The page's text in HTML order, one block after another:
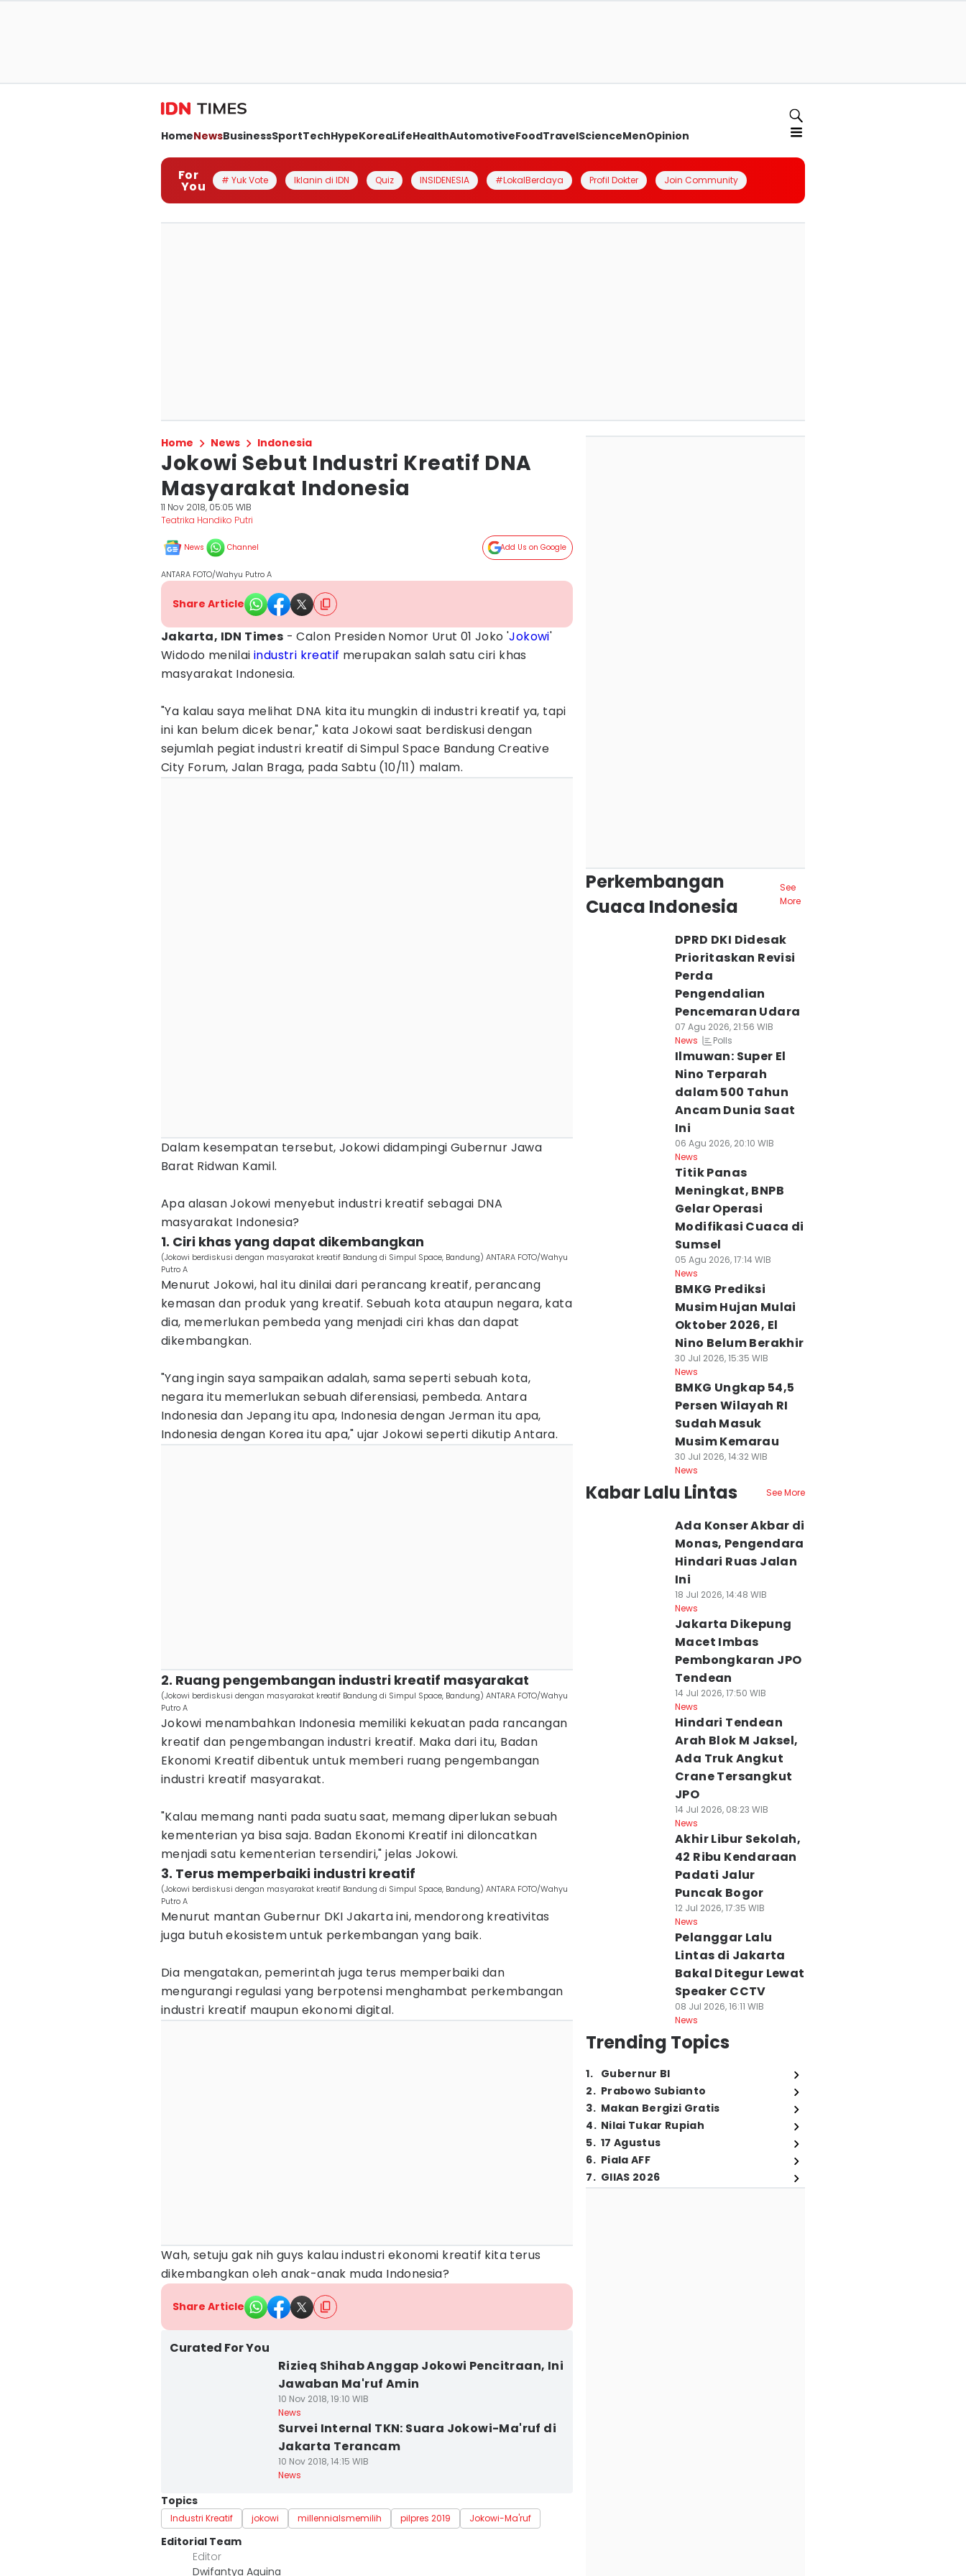
HomeNewsBusinessSportTechHypeKoreaLifeHealthAutomotiveFoodTravelScienceMenOpinion
For
You # Yuk Vote Iklanin di IDN Quiz INSIDENESIA #LokalBerdaya Profil Dokter Join Community
Home News Indonesia
Jokowi Sebut Industri Kreatif DNA
Masyarakat Indonesia
11 Nov 2018, 05:05 WIB
Teatrika Handiko Putri
News Channel Add Us on Google
ANTARA FOTO/Wahyu Putro A
Share Article
Jakarta, IDN Times - Calon Presiden Nomor Urut 01 Joko 'Jokowi'
Widodo menilaiindustri kreatif merupakan salah satu ciri khas
masyarakat Indonesia.
"Ya kalau saya melihat DNA kita itu mungkin di industri kreatif ya, tapi
ini kan belum dicek benar," kata Jokowi saat berdiskusi dengan
sejumlah pegiat industri kreatif di Simpul Space Bandung Creative
City Forum, Jalan Braga, pada Sabtu (10/11) malam.
Dalam kesempatan tersebut, Jokowi didampingi Gubernur Jawa
Barat Ridwan Kamil.
Apa alasan Jokowi menyebut industri kreatif sebagai DNA
masyarakat Indonesia?
1. Ciri khas yang dapat dikembangkan
(Jokowi berdiskusi dengan masyarakat kreatif Bandung di Simpul Space, Bandung) ANTARA FOTO/Wahyu
Putro A
Menurut Jokowi, hal itu dinilai dari perancang kreatif, perancang
kemasan dan produk yang kreatif. Sebuah kota ataupun negara, kata
dia, memerlukan pembeda yang menjadi ciri khas dan dapat
dikembangkan.
"Yang ingin saya sampaikan adalah, sama seperti sebuah kota,
negara itu memerlukan sebuah diferensiasi, pembeda. Antara
Indonesia dan Jepang itu apa, Indonesia dengan Jerman itu apa,
Indonesia dengan Korea itu apa," ujar Jokowi seperti dikutip Antara.
2. Ruang pengembangan industri kreatif masyarakat
(Jokowi berdiskusi dengan masyarakat kreatif Bandung di Simpul Space, Bandung) ANTARA FOTO/Wahyu
Putro A
Jokowi menambahkan Indonesia memiliki kekuatan pada rancangan
kreatif dan pengembangan industri kreatif. Maka dari itu, Badan
Ekonomi Kreatif dibentuk untuk memberi ruang pengembangan
industri kreatif masyarakat.
"Kalau memang nanti pada suatu saat, memang diperlukan sebuah
kementerian ya bisa saja. Badan Ekonomi Kreatif ini diloncatkan
menjadi satu kementerian tersendiri," jelas Jokowi.
3. Terus memperbaiki industri kreatif
(Jokowi berdiskusi dengan masyarakat kreatif Bandung di Simpul Space, Bandung) ANTARA FOTO/Wahyu
Putro A
Menurut mantan Gubernur DKI Jakarta ini, mendorong kreativitas
juga butuh ekosistem untuk perkembangan yang baik.
Dia mengatakan, pemerintah juga terus memperbaiki dan
mengurangi regulasi yang berpotensi menghambat perkembangan
industri kreatif maupun ekonomi digital.
Wah, setuju gak nih guys kalau industri ekonomi kreatif kita terus
dikembangkan oleh anak-anak muda Indonesia?
Share Article
Curated For You
Rizieq Shihab Anggap Jokowi Pencitraan, Ini
Jawaban Ma'ruf Amin
10 Nov 2018, 19:10 WIB
News
Survei Internal TKN: Suara Jokowi-Ma'ruf di
Jakarta Terancam
10 Nov 2018, 14:15 WIB
News
Topics
Industri Kreatif jokowi millennialsmemilih pilpres 2019 Jokowi-Ma'ruf
Editorial Team
Editor
Dwifantya Aquina
Perkembangan
Cuaca Indonesia
See
More
DPRD DKI Didesak
Prioritaskan Revisi
Perda
Pengendalian
Pencemaran Udara
07 Agu 2026, 21:56 WIB
News
Polls
Ilmuwan: Super El
Nino Terparah
dalam 500 Tahun
Ancam Dunia Saat
Ini
06 Agu 2026, 20:10 WIB
News
Titik Panas
Meningkat, BNPB
Gelar Operasi
Modifikasi Cuaca di
Sumsel
05 Agu 2026, 17:14 WIB
News
BMKG Prediksi
Musim Hujan Mulai
Oktober 2026, El
Nino Belum Berakhir
30 Jul 2026, 15:35 WIB
News
BMKG Ungkap 54,5
Persen Wilayah RI
Sudah Masuk
Musim Kemarau
30 Jul 2026, 14:32 WIB
News
Kabar Lalu Lintas See More
Ada Konser Akbar di
Monas, Pengendara
Hindari Ruas Jalan
Ini
18 Jul 2026, 14:48 WIB
News
Jakarta Dikepung
Macet Imbas
Pembongkaran JPO
Tendean
14 Jul 2026, 17:50 WIB
News
Hindari Tendean
Arah Blok M Jaksel,
Ada Truk Angkut
Crane Tersangkut
JPO
14 Jul 2026, 08:23 WIB
News
Akhir Libur Sekolah,
42 Ribu Kendaraan
Padati Jalur
Puncak Bogor
12 Jul 2026, 17:35 WIB
News
Pelanggar Lalu
Lintas di Jakarta
Bakal Ditegur Lewat
Speaker CCTV
08 Jul 2026, 16:11 WIB
News
Trending Topics
1. Gubernur BI
2. Prabowo Subianto
3. Makan Bergizi Gratis
4. Nilai Tukar Rupiah
5. 17 Agustus
6. Piala AFF
7. GIIAS 2026